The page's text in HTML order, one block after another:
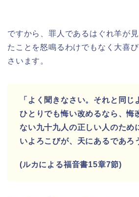
ですから、罪人であるはぐれ羊が
たことを怒鳴るわけでもなく大喜
さいます。
「よく聞きなさい。それと同じ
ひとりでも悔い改めるなら、悔
ない九十九人の正しい人のため
いよろこびが、天にあるであろ
(ルカによる福音書15章7節)